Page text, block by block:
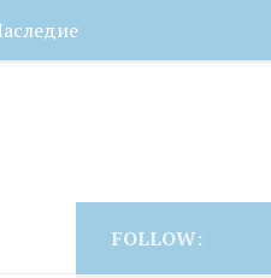
FOLLOW: